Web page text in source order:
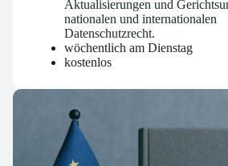
mit wichtigen Änderungen,
Aktualisierungen und
nationalen und internationalen
Datenschutzrecht.
wöchentlich am Dienstag